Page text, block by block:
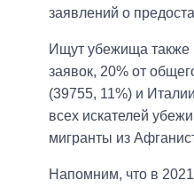
заявлений о
Ищут убежища также
заявок, 20% от
(39755, 11%) и
всех искателей
мигранты из
Напомним, что в